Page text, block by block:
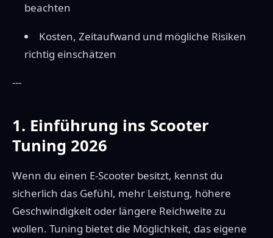
beachten
Kosten, Zeitaufwand und mögliche Risiken
richtig einschätzen
---
1. Einführung ins Scooter
Tuning 2026
Wenn du einen E-Scooter besitzt, kennst du
sicherlich das Gefühl, mehr Leistung, höhere
Geschwindigkeit oder längere Reichweite zu
wollen. Tuning bietet die Möglichkeit, das eigene